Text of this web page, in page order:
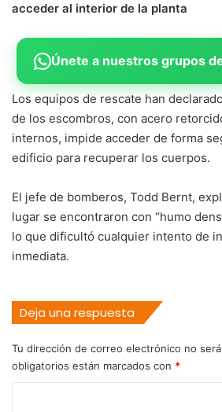
acceder al interior de la planta
Únete a nuestros grupos
Los equipos de rescate han
de los escombros, con acero
internos, impide acceder de forma
edificio para recuperar los cuerpos.
El jefe de bomberos, Todd Bernt,
lugar se encontraron con “humo
lo que dificultó cualquier intento de
inmediata.
Deja una respuesta
Tu dirección de correo electrónico no
obligatorios están marcados con *